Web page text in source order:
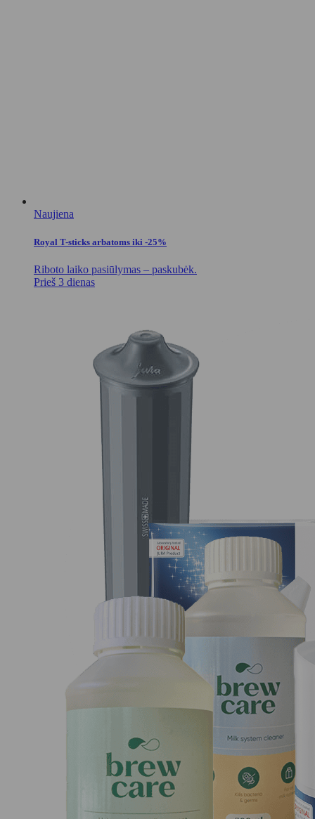
Naujiena
Royal T-sticks arbatoms iki -25%
Riboto laiko pasiūlymas – paskubėk.
Prieš 3 dienas